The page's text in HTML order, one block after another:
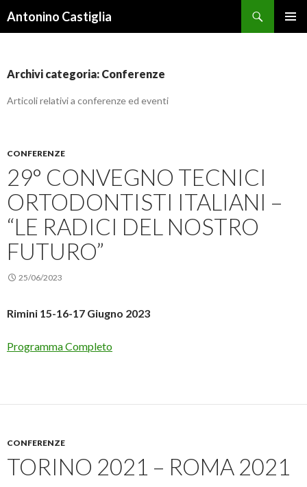
Antonino Castiglia
Archivi categoria: Conferenze
Articoli relativi a conferenze ed eventi
CONFERENZE
29° CONVEGNO TECNICI
ORTODONTISTI ITALIANI –
“LE RADICI DEL NOSTRO
FUTURO”
25/06/2023
Rimini 15-16-17 Giugno 2023
Programma Completo
CONFERENZE
TORINO 2021 – ROMA 2021